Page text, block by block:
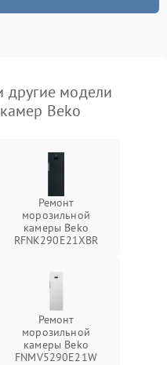
модели
Beko
Ремонт
морозильной
камеры Beko
RFNK290E21XBR
Ремонт
морозильной
камеры Beko
FNMV5290E21W